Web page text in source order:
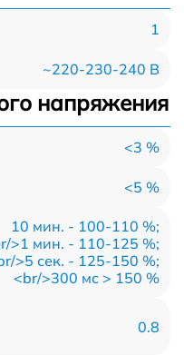
1
~220-230-240 В
напряжения
<3 %
<5 %
10 мин. - 100-110 %;
>1 мин. - 110-125 %;
>5 сек. - 125-150 %;
<br/>300 мс > 150 %
0.8